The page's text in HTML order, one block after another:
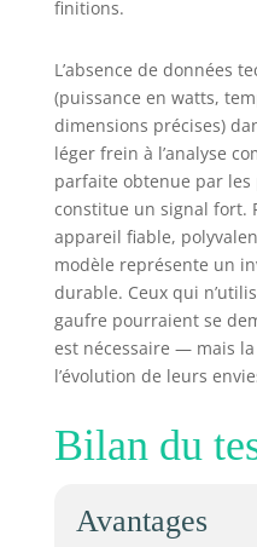
finitions.
L’absence de données
(puissance en watts,
dimensions précises)
léger frein à l’analyse
parfaite obtenue par
constitue un signal fort.
appareil fiable,
modèle représente un
durable. Ceux qui
gaufre pourraient se
est nécessaire — mais
l’évolution de leurs
Bilan du
Avantages